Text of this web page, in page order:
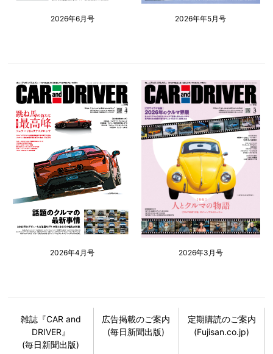
2026年6月号 2026年年5月号
2026年4月号 2026年3月号
雑誌『CAR and
DRIVER』
(毎日新聞出版)
広告掲載のご案内
(毎日新聞出版)
定期購読のご案内
(Fujisan.co.jp)